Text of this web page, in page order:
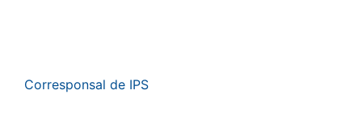
Corresponsal de IPS